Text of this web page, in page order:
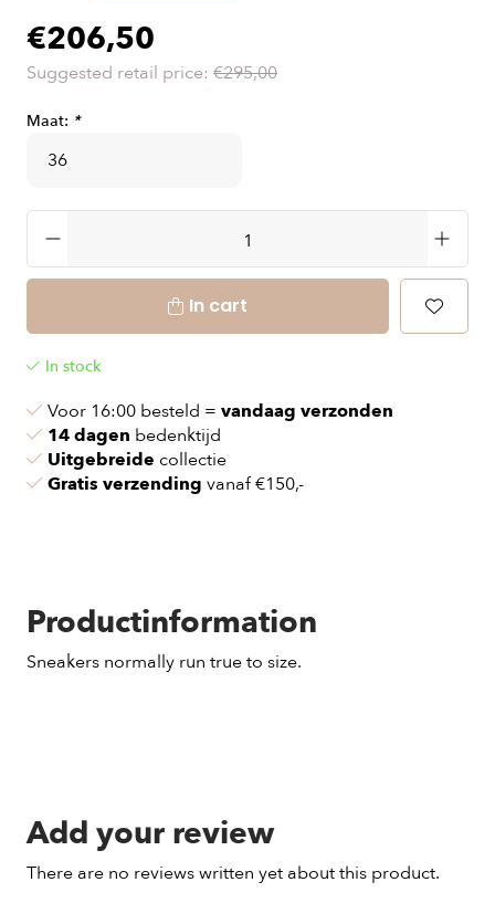
€206,50
Suggested retail price: €295,00
Maat: *
In cart
In stock
Voor 16:00 besteld = vandaag verzonden
14 dagen bedenktijd
Uitgebreide collectie
Gratis verzending vanaf €150,-
Productinformation
Sneakers normally run true to size.
Add your review
There are no reviews written yet about this product.